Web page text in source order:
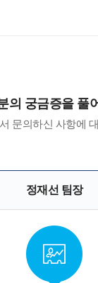
의 궁금증을 풀
문의하신 사항에
정재선 팀장